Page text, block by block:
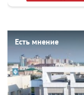
Есть мнение